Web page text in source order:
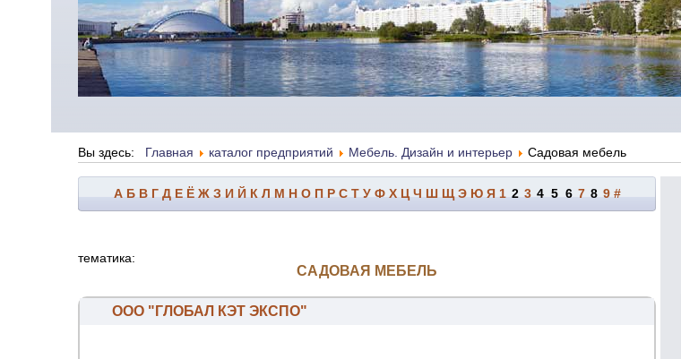
Вы здесь: Главная каталог предприятий Мебель. Дизайн и интерьер Садовая мебель
А Б В Г Д Е Ё Ж З И Й К Л М Н О П Р С Т У Ф Х Ц Ч Ш Щ Э Ю Я 1 2 3 4 5 6 7 8 9 #
тематика:
САДОВАЯ МЕБЕЛЬ
ООО "ГЛОБАЛ КЭТ ЭКСПО"